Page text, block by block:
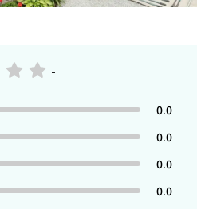
-
0.0
0.0
0.0
0.0